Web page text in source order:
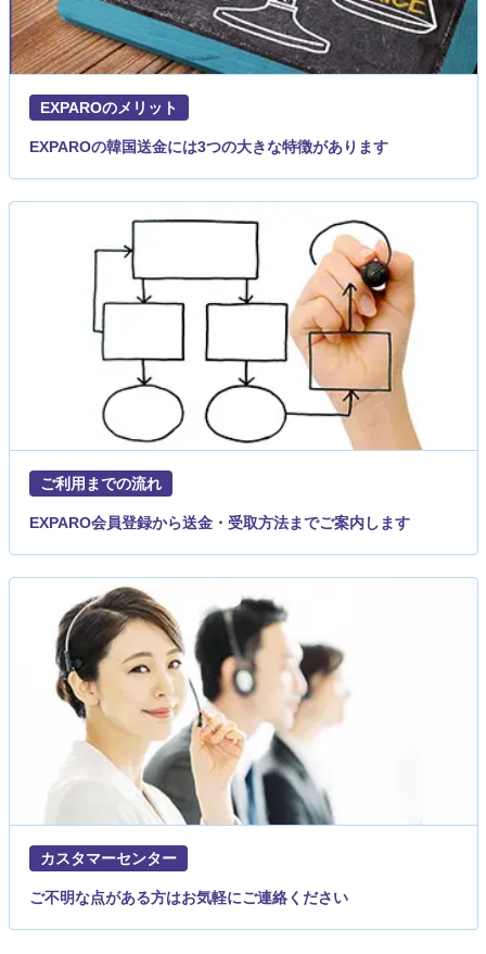
EXPAROのメリット
EXPAROの韓国送金には3つの大きな特徴があります
ご利用までの流れ
EXPARO会員登録から送金・受取方法までご案内します
カスタマーセンター
ご不明な点がある方はお気軽にご連絡ください